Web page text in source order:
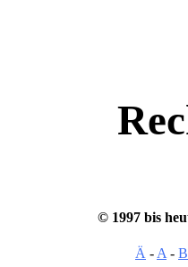
© 1997 bis
Ä - A - B